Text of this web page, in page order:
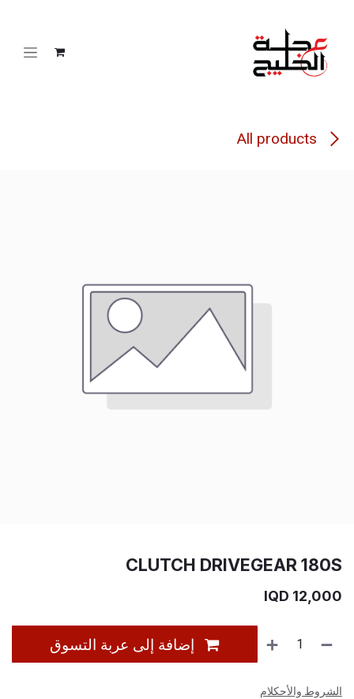
All products
CLUTCH DRIVEGEAR 180S
12,000
إضافة إلى عربة التسوق
الشروط والأحكلام